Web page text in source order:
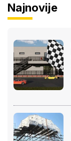
Najnovije